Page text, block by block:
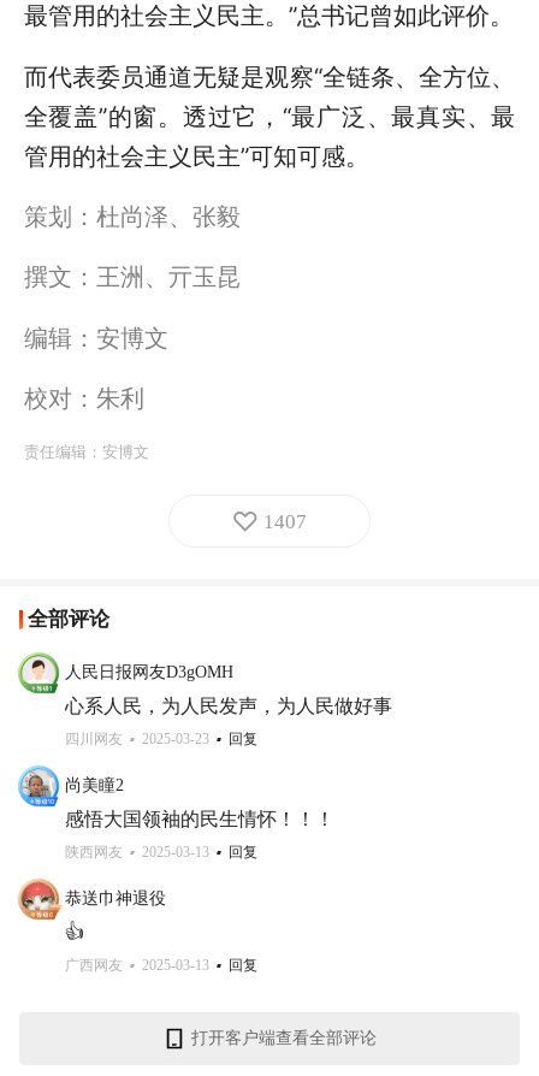
最管用的社会主义民主。”总书记曾如此评价。
而代表委员通道无疑是观察“全链条、全方位、
全覆盖”的窗。透过它，“最广泛、最真实、最
管用的社会主义民主”可知可感。
策划：杜尚泽、张毅
撰文：王洲、亓玉昆
编辑：安博文
校对：朱利
责任编辑： 安博文
1407
全部评论
人民日报网友D3gOMH
心系人民，为人民发声，为人民做好事
四川网友 2025-03-23 回复
尚美瞳2
感悟大国领袖的民生情怀！！！
陕西网友 2025-03-13 回复
恭送巾神退役
👍
广西网友 2025-03-13 回复
打开客户端查看全部评论